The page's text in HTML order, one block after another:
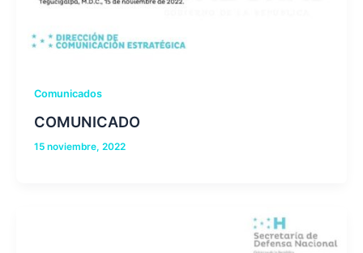
Comunicados
COMUNICADO
15 noviembre, 2022